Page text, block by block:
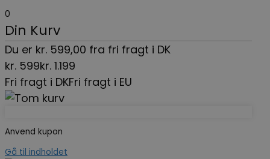
0
Din Kurv
Du er kr. 599,00 fra fri fragt i DK
kr. 599kr. 1.199
Fri fragt i DKFri fragt i EU
Anvend kupon
Gå til indholdet